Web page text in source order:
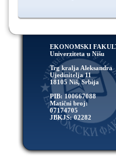
EKONOMSKI
Univerziteta u Nišu
Trg kralja Aleksandra
Ujedinitelja 11
18105 Niš, Srbija
PIB: 100667088
Matični broj:
07174705
JBKJS: 02282